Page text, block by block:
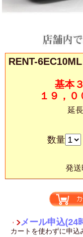
RENT-
基本
１９，０
延
数量
発
メール申込(24
カートを使わずに申込